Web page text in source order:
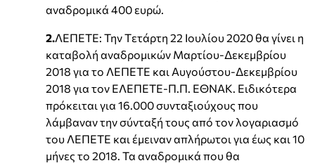
αναδρομικά 400 ευρώ.
2.ΛΕΠΕΤΕ: Την Tετάρτη 22 Ιουλίου 2020 θα γίνει η
καταβολή αναδρομικών Μαρτίου-Δεκεμβρίου
2018 για το ΛΕΠΕΤΕ και Αυγούστου-Δεκεμβρίου
2018 για τον ΕΛΕΠΕΤΕ-Π.Π. ΕΘΝΑΚ. Ειδικότερα
πρόκειται για 16.000 συνταξιούχους που
λάμβαναν την σύνταξή τους από τον λογαριασμό
του ΛΕΠΕΤΕ και έμειναν απλήρωτοι για έως και 10
μήνες το 2018. Τα αναδρομικά που θα